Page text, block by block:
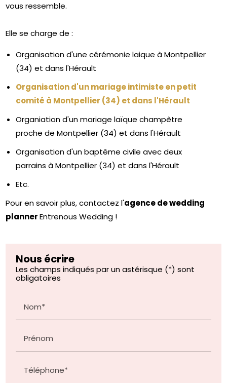
vous ressemble.
Elle se charge de :
Organisation d'une cérémonie laique à Montpellier
(34) et dans l'Hérault
Organisation d'un mariage intimiste en petit
comité à Montpellier (34) et dans l'Hérault
Organiation d'un mariage laïque champêtre
proche de Montpellier (34) et dans l'Hérault
Organisation d'un baptême civile avec deux
parrains à Montpellier (34) et dans l'Hérault
Etc.
Pour en savoir plus, contactez l'agence de wedding
plannerEntrenous Wedding !
Nous écrire
Les champs indiqués par un astérisque (*) sont
obligatoires
Nom*
Prénom
Téléphone*